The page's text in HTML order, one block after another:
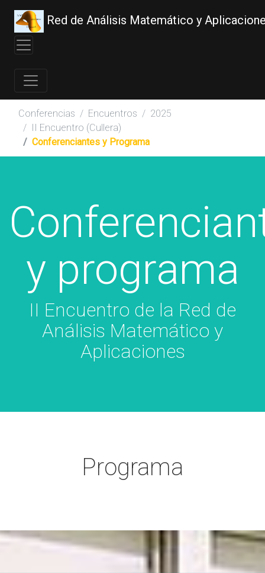
Red de Análisis Matemático y
Conferencias Encuentros
2025
II Encuentro (Cullera)
Conferenciantes y Programa
y programa
II Encuentro de la Red de
Análisis Matemático y
Aplicaciones
Programa